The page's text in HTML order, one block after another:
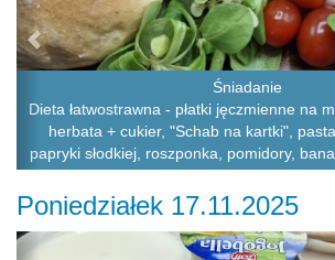
Śniadanie
Dieta łatwostrawna - płatki jęczmienne na
herbata + cukier, "Schab na kartki",
papryki słodkiej, roszponka, pomidory,
Poniedziałek 17.11.2025
Previous